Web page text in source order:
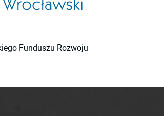
Funduszu Rozwoju